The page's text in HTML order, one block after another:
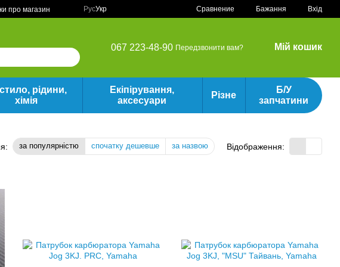
про магазин РусУкр Сравнение Бажання Вхід
067 223-48-90 Передзвонити вам? Мій кошик
рідини,
хімія
Екіпірування,
аксесуари
Різне
Б/У
запчатини
за популярністю спочатку дешевше за назвою Відображення: